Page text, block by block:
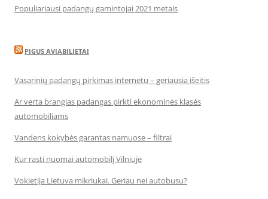
Populiariausi padangų gamintojai 2021 metais
PIGUS AVIABILIETAI
Vasarinių padangų pirkimas internetu – geriausia išeitis
Ar verta brangias padangas pirkti ekonominės klasės
automobiliams
Vandens kokybės garantas namuose – filtrai
Kur rasti nuomai automobilį Vilniuje
Vokietija Lietuva mikriukai. Geriau nei autobusu?